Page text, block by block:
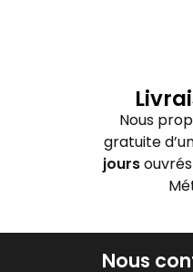
Nous
gratuite
jours
Nous